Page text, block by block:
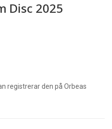
Disc 2025
registrerar den på Orbeas